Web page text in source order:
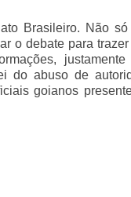
Brasileiro. Não
o debate para
do abuso de
goianos